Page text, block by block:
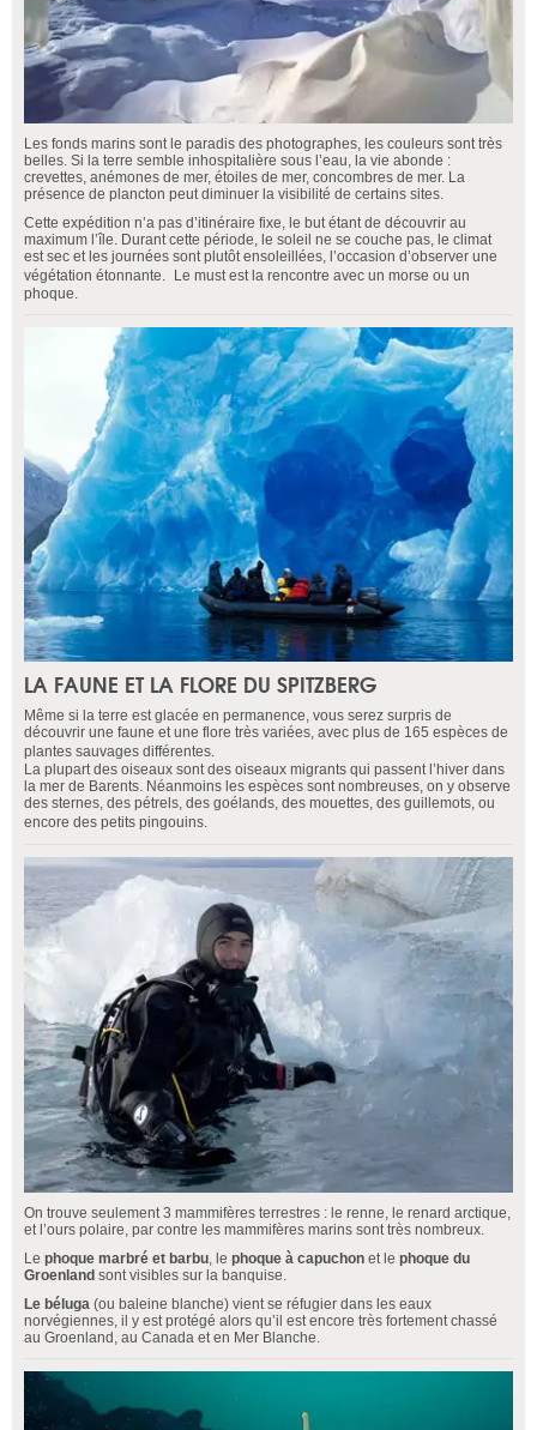
Les fonds marins sont le paradis des photographes, les couleurs sont très
belles. Si la terre semble inhospitalière sous l’eau, la vie abonde :
crevettes, anémones de mer, étoiles de mer, concombres de mer. La
présence de plancton peut diminuer la visibilité de certains sites.
Cette expédition n’a pas d’itinéraire fixe, le but étant de découvrir au
maximum l’île. Durant cette période, le soleil ne se couche pas, le climat
est sec et les journées sont plutôt ensoleillées, l’occasion d’observer une
végétation étonnante. Le must est la rencontre avec un morse ou un
phoque.
LA FAUNE ET LA FLORE DU SPITZBERG
Même si la terre est glacée en permanence, vous serez surpris de
découvrir une faune et une flore très variées, avec plus de 165 espèces de
plantes sauvages différentes.
La plupart des oiseaux sont des oiseaux migrants qui passent l’hiver dans
la mer de Barents. Néanmoins les espèces sont nombreuses, on y observe
des sternes, des pétrels, des goélands, des mouettes, des guillemots, ou
encore des petits pingouins.
On trouve seulement 3 mammifères terrestres : le renne, le renard arctique,
et l’ours polaire, par contre les mammifères marins sont très nombreux.
Le phoque marbré et barbu, le phoque à capuchon et le phoque du
Groenland sont visibles sur la banquise.
Le béluga (ou baleine blanche) vient se réfugier dans les eaux
norvégiennes, il y est protégé alors qu’il est encore très fortement chassé
au Groenland, au Canada et en Mer Blanche.